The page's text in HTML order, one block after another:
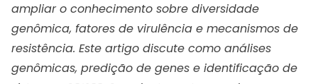
ampliar o conhecimento sobre diversidade
genômica, fatores de virulência e mecanismos de
resistência. Este artigo discute como análises
genômicas, predição de genes e identificação de